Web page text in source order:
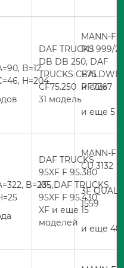
B=12,
H=204
DAF TRUCKS
DB DB 250, DAF
TRUCKS CF75
CF75.250 и еще
31 модель
MANN-
PU 999/2
BALDWIN
PF7767
и еще 5
B=235,
DAF TRUCKS
95XF F 95.380
XF, DAF TRUCKS
95XF F 95.430
XF и еще 15
моделей
MANN-
CU 3132
3F
1559
и еще 48